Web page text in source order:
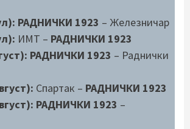
РАДНИЧКИ 1923 – Железничар
ИМТ – РАДНИЧКИ 1923
РАДНИЧКИ 1923 – Раднички
Спартак – РАДНИЧКИ 1923
РАДНИЧКИ 1923 –